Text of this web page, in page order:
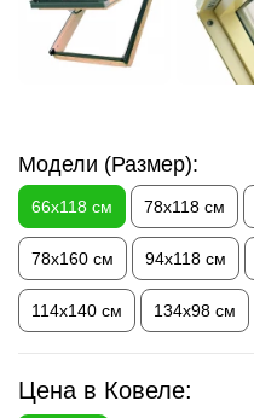
Модели (Размер):
66х118 см 78х118 см
78х160 см 94х118 см
114х140 см 134х98 см
Цена в Ковеле: